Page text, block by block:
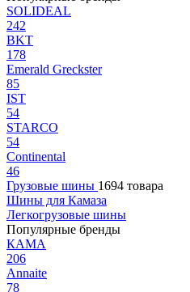
SOLIDEAL
242
BKT
178
Emerald Greckster
85
IST
54
STARCO
54
Continental
46
Грузовые шины 1694 товара
Шины для Камаза
Легкогрузовые шины
Популярные бренды
КАМА
206
Annaite
78